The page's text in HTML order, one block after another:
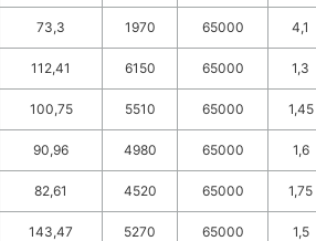
73,3 1970 65000 4,1
112,41 6150 65000 1,3
100,75 5510 65000 1,45
90,96 4980 65000 1,6
82,61 4520 65000 1,75
143,47 5270 65000 1,5